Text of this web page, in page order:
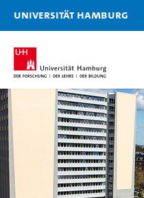
Universität Hamburg